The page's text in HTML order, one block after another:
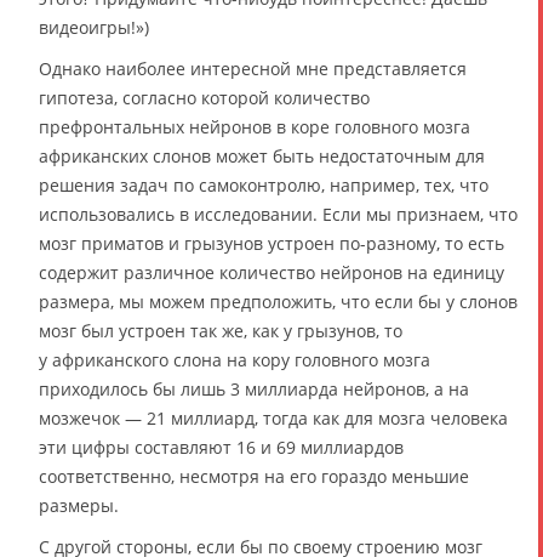
видеоигры!»)
Однако наиболее интересной мне представляется
гипотеза, согласно которой количество
префронтальных нейронов в коре головного мозга
африканских слонов может быть недостаточным для
решения задач по самоконтролю, например, тех, что
использовались в исследовании. Если мы признаем, что
мозг приматов и грызунов устроен по-разному, то есть
содержит различное количество нейронов на единицу
размера, мы можем предположить, что если бы у слонов
мозг был устроен так же, как у грызунов, то
у африканского слона на кору головного мозга
приходилось бы лишь 3 миллиарда нейронов, а на
мозжечок — 21 миллиард, тогда как для мозга человека
эти цифры составляют 16 и 69 миллиардов
соответственно, несмотря на его гораздо меньшие
размеры.
С другой стороны, если бы по своему строению мозг